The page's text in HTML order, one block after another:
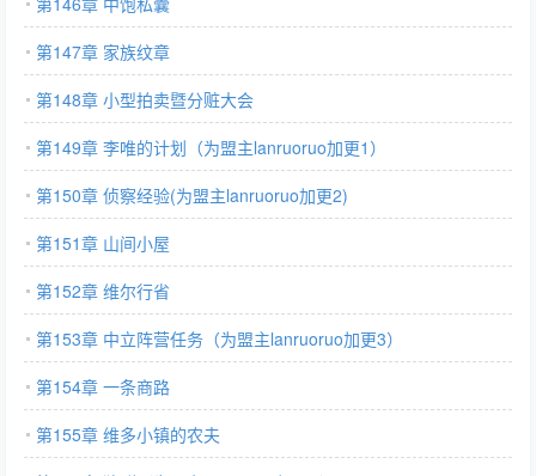
第147章 家族纹章
第148章 小型拍卖暨分赃大会
第149章 李唯的计划（为盟主lanruoruo加更1）
第150章 侦察经验(为盟主lanruoruo加更2)
第151章 山间小屋
第152章 维尔行省
第153章 中立阵营任务（为盟主lanruoruo加更3）
第154章 一条商路
第155章 维多小镇的农夫